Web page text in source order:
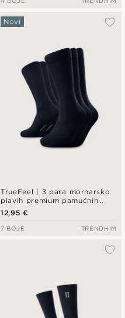
TrueFeel | 3 para mornarsko
plavih premium pamučnih
čarapa iznad gležnja
Novi
12,95 €
7 BOJE TRENDHIM